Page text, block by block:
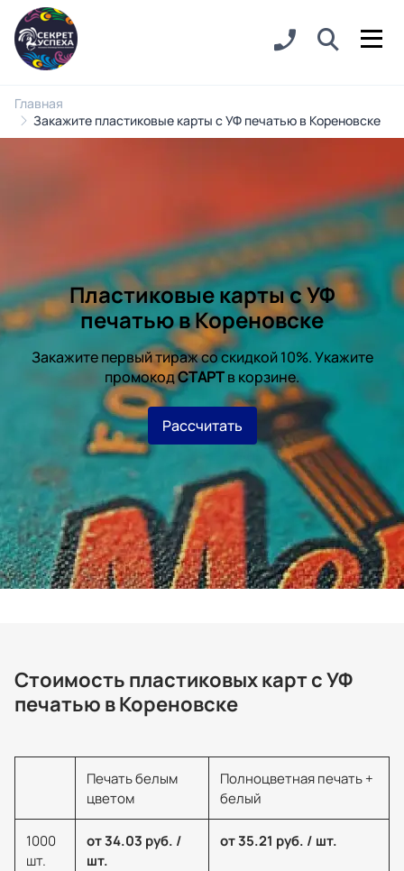
Главная
Закажите пластиковые карты с УФ печатью в Кореновске
Пластиковые карты с УФ
печатью в Кореновске
Закажите первый тираж со скидкой 10%. Укажите
промокодСТАРТв корзине.
Рассчитать
Стоимость пластиковых карт с УФ
печатью в Кореновске
Печать белым
цветом
Полноцветная печать +
белый
1000
шт.
от 34.03 руб. /
шт.
от 35.21 руб. / шт.